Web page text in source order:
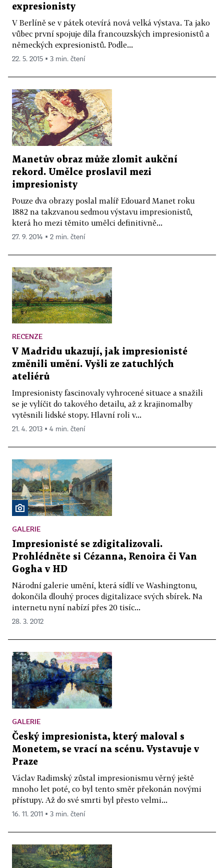
expresionisty
V Berlíně se v pátek otevírá nová velká výstava. Ta jako
vůbec první spojuje díla francouzských impresionistů a
německých expresionistů. Podle...
22. 5. 2015 ▪ 3 min. čtení
Manetův obraz může zlomit aukční
rekord. Umělce proslavil mezi
impresionisty
Pouze dva obrazy poslal malíř Edouard Manet roku
1882 na takzvanou sedmou výstavu impresionistů,
která ho mezi těmito umělci definitivně...
27. 9. 2014 ▪ 2 min. čtení
RECENZE
V Madridu ukazují, jak impresionisté
změnili umění. Vyšli ze zatuchlých
ateliérů
Impresionisty fascinovaly vyhrocené situace a snažili
se je vylíčit do takového detailu, až z krajinomalby
vytěsnili lidské stopy. Hlavní roli v...
21. 4. 2013 ▪ 4 min. čtení
GALERIE
Impresionisté se zdigitalizovali.
Prohlédněte si Cézanna, Renoira či Van
Gogha v HD
Národní galerie umění, která sídlí ve Washingtonu,
dokončila dlouhý proces digitalizace svých sbírek. Na
internetu nyní nabízí přes 20 tisíc...
28. 3. 2012
GALERIE
Český impresionista, který maloval s
Monetem, se vrací na scénu. Vystavuje v
Praze
Václav Radimský zůstal impresionismu věrný ještě
mnoho let poté, co byl tento směr překonán novými
přístupy. Až do své smrti byl přesto velmi...
16. 11. 2011 ▪ 3 min. čtení